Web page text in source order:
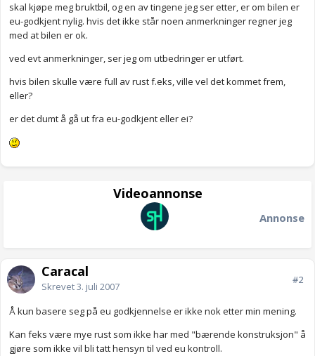
skal kjøpe meg bruktbil, og en av tingene jeg ser etter, er om bilen er
eu-godkjent nylig. hvis det ikke står noen anmerkninger regner jeg
med at bilen er ok.
ved evt anmerkninger, ser jeg om utbedringer er utført.
hvis bilen skulle være full av rust f.eks, ville vel det kommet frem,
eller?
er det dumt å gå ut fra eu-godkjent eller ei?
Videoannonse
Annonse
Caracal
Skrevet3. juli 2007
#2
Å kun basere seg på eu godkjennelse er ikke nok etter min mening.
Kan feks være mye rust som ikke har med "bærende konstruksjon" å
gjøre som ikke vil bli tatt hensyn til ved eu kontroll.